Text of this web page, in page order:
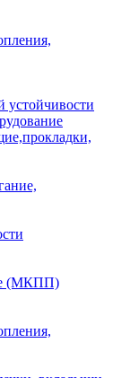
устойчивости
(МКПП)